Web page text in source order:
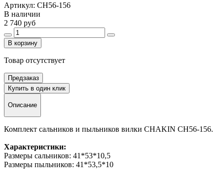
Артикул: CH56-156
В наличии
2 740 руб
В корзину
Товар отсутствует
Предзаказ
Купить в один клик
Описание
Комплект сальников и пыльников вилки CHAKIN CH56-156.
Характеристики:
Размеры сальников: 41*53*10,5
Размеры пыльников: 41*53,5*10